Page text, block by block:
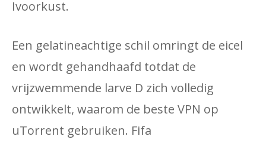
Ivoorkust.
Een gelatineachtige schil omringt de eicel
en wordt gehandhaafd totdat de
vrijzwemmende larve D zich volledig
ontwikkelt, waarom de beste VPN op
uTorrent gebruiken. Fifa